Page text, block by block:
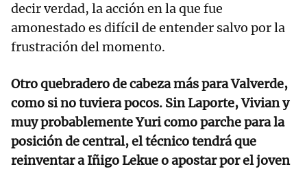
decir verdad, la acción en la que fue
amonestado es difícil de entender salvo por la
frustración del momento.
Otro quebradero de cabeza más para Valverde,
como si no tuviera pocos. Sin Laporte, Vivian y
muy probablemente Yuri como parche para la
posición de central, el técnico tendrá que
reinventar a Iñigo Lekue o apostar por el joven